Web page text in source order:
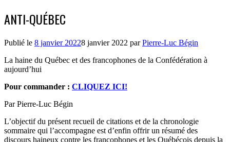
ANTI-QUÉBEC
Publié le 8 janvier 20228 janvier 2022 parPierre-Luc Bégin
La haine du Québec et des francophones de la Confédération à
aujourd’hui
Pour commander : CLIQUEZ ICI!
Par Pierre-Luc Bégin
L’objectif du présent recueil de citations et de la chronologie
sommaire qui l’accompagne est d’enfin offrir un résumé des
discours haineux contre les francophones et les Québécois depuis la